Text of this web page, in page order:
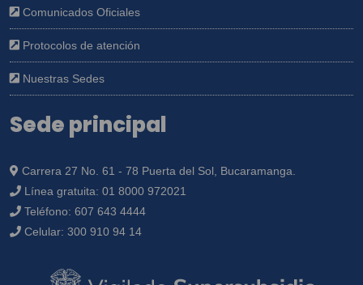
Comunicados Oficiales
Protocolos de atención
Nuestras Sedes
Sede principal
Carrera 27 No. 61 - 78 Puerta del Sol, Bucaramanga.
Línea gratuita: 01 8000 972021
Teléfono: 607 643 4444
Celular: 300 910 94 14